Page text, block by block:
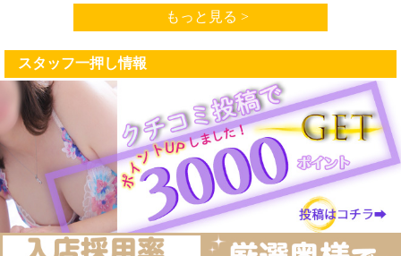
もっと見る >
スタッフ一押し情報